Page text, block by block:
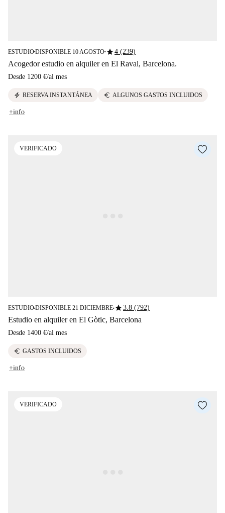
ESTUDIO■DISPONIBLE 10 AGOSTO■star4 (239)
Acogedor estudio en alquiler en El Raval, Barcelona.
Desde 1200 €/al mes
electric_bolt RESERVA INSTANTÁNEA euro ALGUNOS GASTOS INCLUIDOS
+info
VERIFICADO
ESTUDIO■DISPONIBLE 21 DICIEMBRE■star3.8 (792)
Estudio en alquiler en El Gòtic, Barcelona
Desde 1400 €/al mes
euro GASTOS INCLUIDOS
+info
VERIFICADO